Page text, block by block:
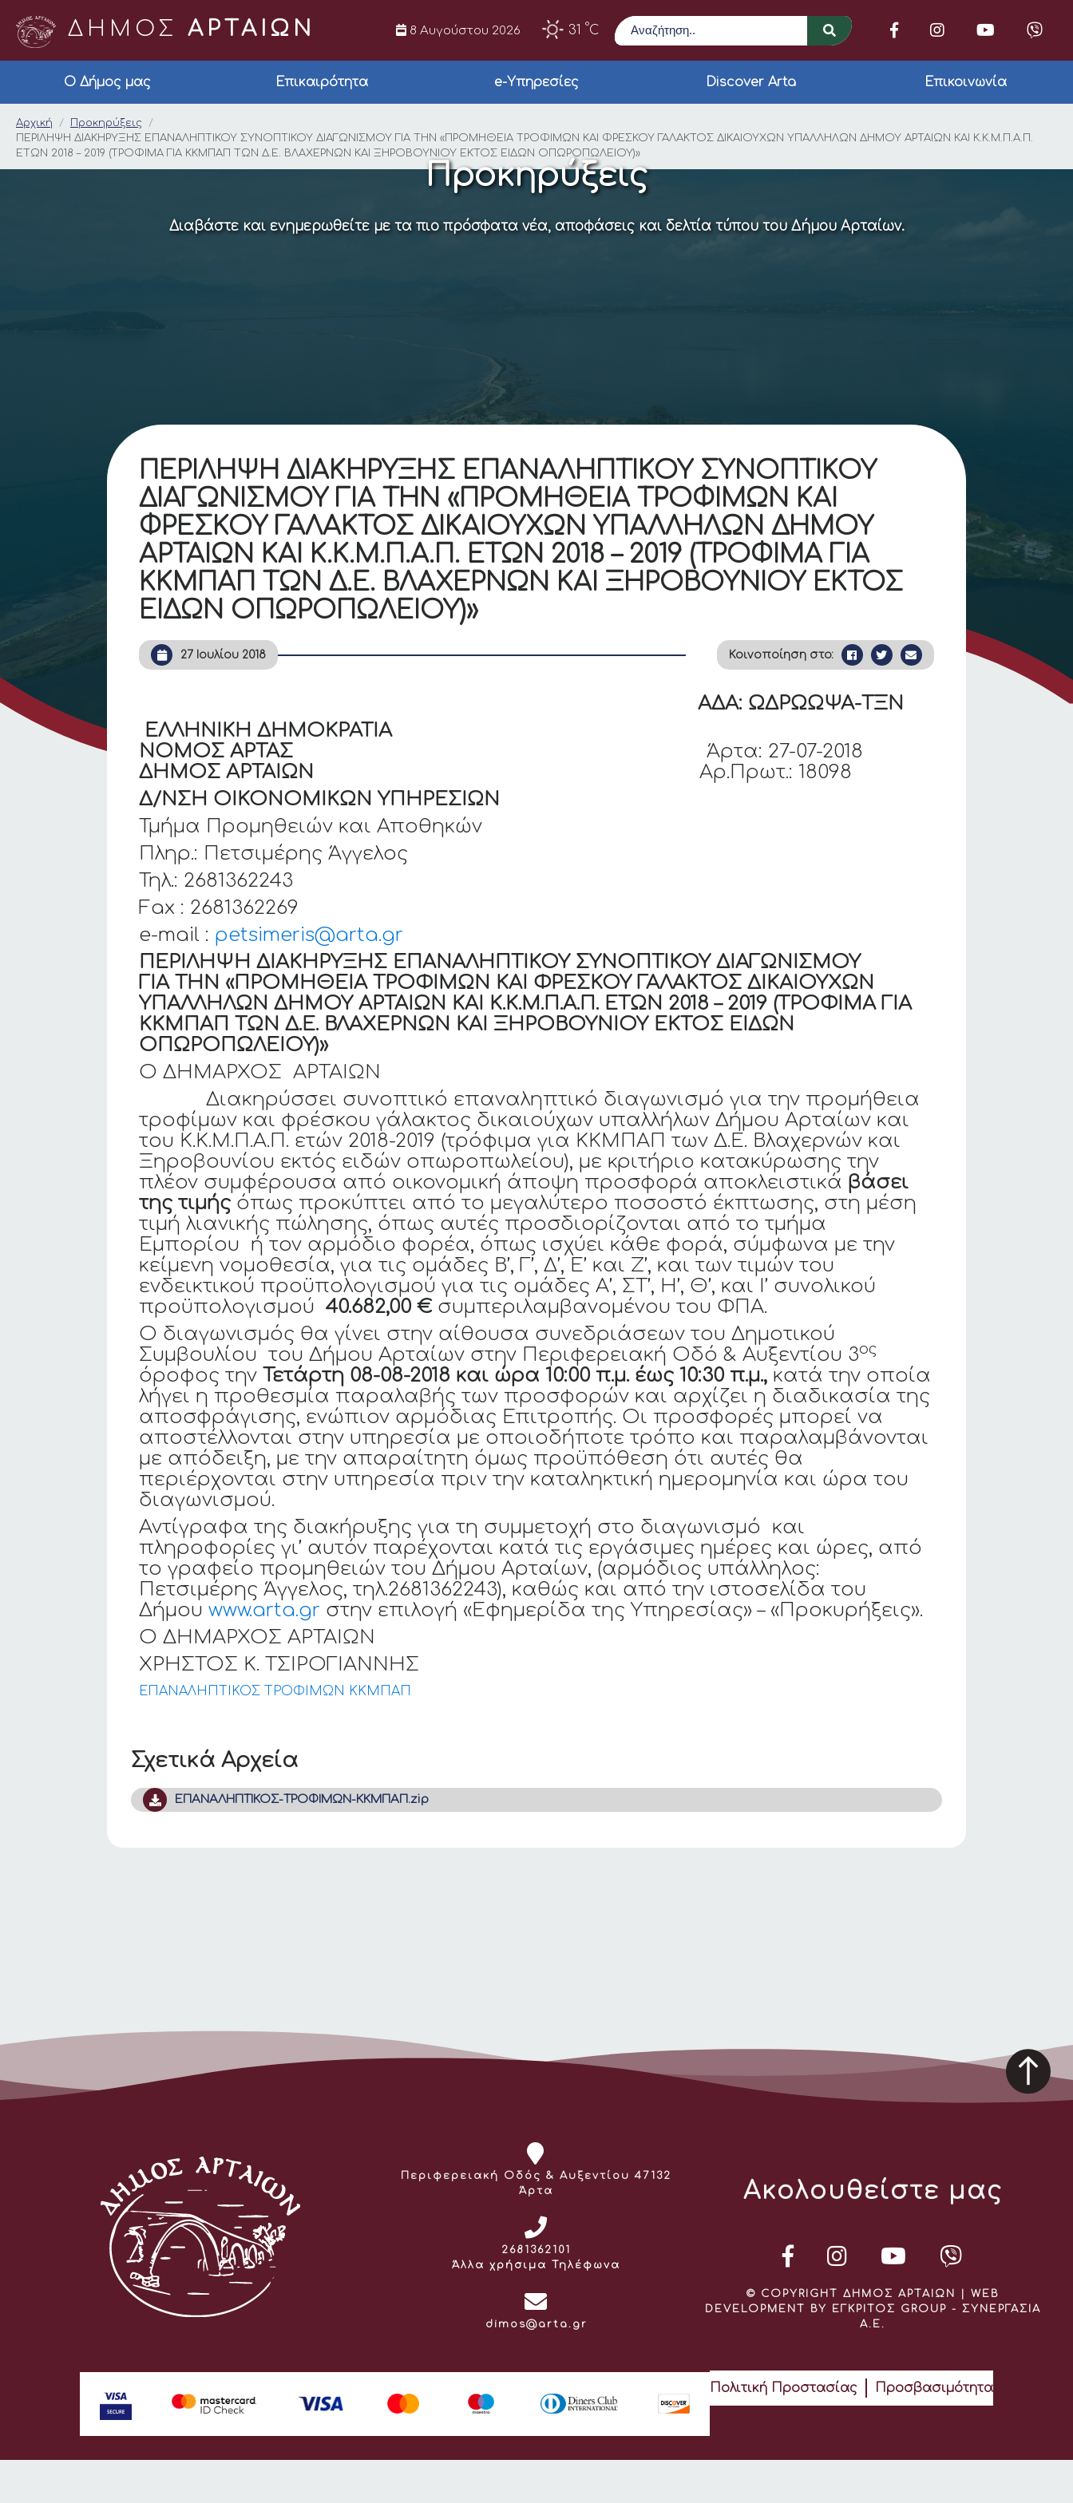
ΔΗΜΟΣ ΑΡΤΑΙΩΝ 8 Αυγούστου 2026 31 °C
Αναζήτηση
Ο Δήμος μας Επικαιρότητα e-Υπηρεσίες Discover Arta Επικοινωνία
ΠΕΡΙΛΗΨΗ ΔΙΑΚΗΡΥΞΗΣ ΕΠΑΝΑΛΗΠΤΙΚΟΥ ΣΥΝΟΠΤΙΚΟΥ
Αρχική
Προκηρύξεις
ΠΕΡΙΛΗΨΗ ΔΙΑΚΗΡΥΞΗΣ ΕΠΑΝΑΛΗΠΤΙΚΟΥ ΣΥΝΟΠΤΙΚΟΥ ΔΙΑΓΩΝΙΣΜΟΥ ΓΙΑ ΤΗΝ «ΠΡΟΜΗΘΕΙΑ ΤΡΟΦΙΜΩΝ ΚΑΙ ΦΡΕΣΚΟΥ ΓΑΛΑΚΤΟΣ ΔΙΚΑΙΟΥΧΩΝ ΥΠΑΛΛΗΛΩΝ ΔΗΜΟΥ ΑΡΤΑΙΩΝ ΚΑΙ Κ.Κ.Μ.Π.Α.Π.
ΕΤΩΝ 2018 – 2019 (ΤΡΟΦΙΜΑ ΓΙΑ ΚΚΜΠΑΠ ΤΩΝ Δ.Ε. ΒΛΑΧΕΡΝΩΝ ΚΑΙ ΞΗΡΟΒΟΥΝΙΟΥ ΕΚΤΟΣ ΕΙΔΩΝ ΟΠΩΡΟΠΩΛΕΙΟΥ)»
Προκηρύξεις
Διαβάστε και ενημερωθείτε με τα πιο πρόσφατα νέα, αποφάσεις και δελτία τύπου του Δήμου Αρταίων.
Σχετικά Αρχεία
ΕΠΑΝΑΛΗΠΤΙΚΟΣ-ΤΡΟΦΙΜΩΝ-ΚΚΜΠΑΠ.zip
ΠΕΡΙΛΗΨΗ ΔΙΑΚΗΡΥΞΗΣ ΕΠΑΝΑΛΗΠΤΙΚΟΥ ΣΥΝΟΠΤΙΚΟΥ
ΔΙΑΓΩΝΙΣΜΟΥ ΓΙΑ ΤΗΝ «ΠΡΟΜΗΘΕΙΑ ΤΡΟΦΙΜΩΝ ΚΑΙ
ΦΡΕΣΚΟΥ ΓΑΛΑΚΤΟΣ ΔΙΚΑΙΟΥΧΩΝ ΥΠΑΛΛΗΛΩΝ ΔΗΜΟΥ
ΑΡΤΑΙΩΝ ΚΑΙ Κ.Κ.Μ.Π.Α.Π. ΕΤΩΝ 2018 – 2019 (ΤΡΟΦΙΜΑ ΓΙΑ
ΚΚΜΠΑΠ ΤΩΝ Δ.Ε. ΒΛΑΧΕΡΝΩΝ ΚΑΙ ΞΗΡΟΒΟΥΝΙΟΥ ΕΚΤΟΣ
ΕΙΔΩΝ ΟΠΩΡΟΠΩΛΕΙΟΥ)»
27 Ιουλίου 2018 Κοινοποίηση στο:
ΑΔΑ: ΩΔΡΩΩΨΑ-ΤΞΝ
ΕΛΛΗΝΙΚΗ ΔΗΜΟΚΡΑΤΙΑ
ΝΟΜΟΣ ΑΡΤΑΣΆρτα: 27-07-2018
ΔΗΜΟΣ ΑΡΤΑΙΩΝΑρ.Πρωτ.: 18098
Δ/ΝΣΗ ΟΙΚΟΝΟΜΙΚΩΝ ΥΠΗΡΕΣΙΩΝ
Τμήμα Προμηθειών και Αποθηκών
Πληρ.: Πετσιμέρης Άγγελος
Τηλ.: 2681362243
Fax : 2681362269
e-mail : petsimeris@arta.gr
ΠΕΡΙΛΗΨΗ ΔΙΑΚΗΡΥΞΗΣ ΕΠΑΝΑΛΗΠΤΙΚΟΥ ΣΥΝΟΠΤΙΚΟΥ ΔΙΑΓΩΝΙΣΜΟΥ
ΓΙΑ ΤΗΝ «ΠΡΟΜΗΘΕΙΑ ΤΡΟΦΙΜΩΝ ΚΑΙ ΦΡΕΣΚΟΥ ΓΑΛΑΚΤΟΣ ΔΙΚΑΙΟΥΧΩΝ
ΥΠΑΛΛΗΛΩΝ ΔΗΜΟΥ ΑΡΤΑΙΩΝ ΚΑΙ Κ.Κ.Μ.Π.Α.Π. ΕΤΩΝ 2018 – 2019 (ΤΡΟΦΙΜΑ ΓΙΑ
ΚΚΜΠΑΠ ΤΩΝ Δ.Ε. ΒΛΑΧΕΡΝΩΝ ΚΑΙ ΞΗΡΟΒΟΥΝΙΟΥ ΕΚΤΟΣ ΕΙΔΩΝ
ΟΠΩΡΟΠΩΛΕΙΟΥ)»
Ο ΔΗΜΑΡΧΟΣ ΑΡΤΑΙΩΝ
Διακηρύσσει συνοπτικό επαναληπτικό διαγωνισμό για την προμήθεια
τροφίμων και φρέσκου γάλακτος δικαιούχων υπαλλήλων Δήμου Αρταίων και
του Κ.Κ.Μ.Π.Α.Π. ετών 2018-2019 (τρόφιμα για ΚΚΜΠΑΠ των Δ.Ε. Βλαχερνών και
Ξηροβουνίου εκτός ειδών οπωροπωλείου), με κριτήριο κατακύρωσης την
πλέον συμφέρουσα από οικονομική άποψη προσφορά αποκλειστικά βάσει
της τιμής όπως προκύπτει από το μεγαλύτερο ποσοστό έκπτωσης, στη μέση
τιμή λιανικής πώλησης, όπως αυτές προσδιορίζονται από το τμήμα
Εμπορίου ή τον αρμόδιο φορέα, όπως ισχύει κάθε φορά, σύμφωνα με την
κείμενη νομοθεσία, για τις ομάδες Β’, Γ’, Δ’, Ε’ και Ζ’, και των τιμών του
ενδεικτικού προϋπολογισμού για τις ομάδες Α’, ΣΤ’, Η’, Θ’, και Ι’ συνολικού
προϋπολογισμού40.682,00 €συμπεριλαμβανομένου του ΦΠΑ.
Ο διαγωνισμός θα γίνει στην αίθουσα συνεδριάσεων του Δημοτικού
Συμβουλίου του Δήμου Αρταίων στην Περιφερειακή Οδό & Αυξεντίου 3ος
όροφος την Τετάρτη 08-08-2018 και ώρα 10:00 π.μ. έως 10:30 π.μ., κατά την οποία
λήγει η προθεσμία παραλαβής των προσφορών και αρχίζει η διαδικασία της
αποσφράγισης, ενώπιον αρμόδιας Επιτροπής. Οι προσφορές μπορεί να
αποστέλλονται στην υπηρεσία με οποιοδήποτε τρόπο και παραλαμβάνονται
με απόδειξη, με την απαραίτητη όμως προϋπόθεση ότι αυτές θα
περιέρχονται στην υπηρεσία πριν την καταληκτική ημερομηνία και ώρα του
διαγωνισμού.
Αντίγραφα της διακήρυξης για τη συμμετοχή στο διαγωνισμό και
πληροφορίες γι’ αυτόν παρέχονται κατά τις εργάσιμες ημέρες και ώρες, από
το γραφείο προμηθειών του Δήμου Αρταίων, (αρμόδιος υπάλληλος:
Πετσιμέρης Άγγελος, τηλ.2681362243), καθώς και από την ιστοσελίδα του
Δήμουwww.arta.gr στην επιλογή «Εφημερίδα της Υπηρεσίας» – «Προκυρήξεις».
Ο ΔΗΜΑΡΧΟΣ ΑΡΤΑΙΩΝ
ΧΡΗΣΤΟΣ Κ. ΤΣΙΡΟΓΙΑΝΝΗΣ
ΕΠΑΝΑΛΗΠΤΙΚΟΣ ΤΡΟΦΙΜΩΝ ΚΚΜΠΑΠ
Διεύθυνση:
Περιφερειακή Οδός & Αυξεντίου 47132
Άρτα
Τηλέφωνο:
2681362101
Άλλα χρήσιμα Τηλέφωνα
Email:
dimos@arta.gr
Ακολουθείστε μας
© COPYRIGHT ΔΗΜΟΣ ΑΡΤΑΙΩΝ | WEB
DEVELOPMENT BY ΕΓΚΡΙΤΟΣ GROUP - ΣΥΝΕΡΓΑΣΙΑ
Α.Ε.
Πολιτική Προστασίας Προσβασιμότητα